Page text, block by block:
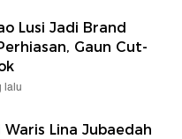
Lusi Jadi Brand
Gaun Cut-
lalu
Lina Jubaedah